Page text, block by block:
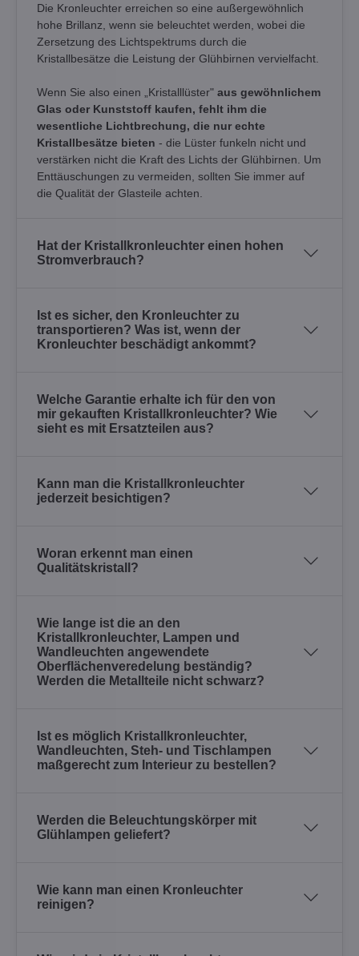
Die Kronleuchter erreichen so eine außergewöhnlich
hohe Brillanz, wenn sie beleuchtet werden, wobei die
Zersetzung des Lichtspektrums durch die
Kristallbesätze die Leistung der Glühbirnen vervielfacht.
Wenn Sie also einen „Kristalllüster" aus gewöhnlichem
Glas oder Kunststoff kaufen, fehlt ihm die
wesentliche Lichtbrechung, die nur echte
Kristallbesätze bieten - die Lüster funkeln nicht und
verstärken nicht die Kraft des Lichts der Glühbirnen. Um
Enttäuschungen zu vermeiden, sollten Sie immer auf
die Qualität der Glasteile achten.
Hat der Kristallkronleuchter einen hohen
Stromverbrauch?
Ist es sicher, den Kronleuchter zu
transportieren? Was ist, wenn der
Kronleuchter beschädigt ankommt?
Welche Garantie erhalte ich für den von
mir gekauften Kristallkronleuchter? Wie
sieht es mit Ersatzteilen aus?
Kann man die Kristallkronleuchter
jederzeit besichtigen?
Woran erkennt man einen
Qualitätskristall?
Wie lange ist die an den
Kristallkronleuchter, Lampen und
Wandleuchten angewendete
Oberflächenveredelung beständig?
Werden die Metallteile nicht schwarz?
Ist es möglich Kristallkronleuchter,
Wandleuchten, Steh- und Tischlampen
maßgerecht zum Interieur zu bestellen?
Werden die Beleuchtungskörper mit
Glühlampen geliefert?
Wie kann man einen Kronleuchter
reinigen?